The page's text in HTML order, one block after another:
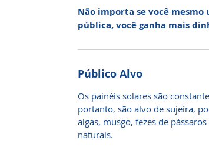
Não importa se você
pública, você ganha mais
Público Alvo
Os painéis solares são
portanto, são alvo de sujeira,
algas, musgo, fezes de
naturais.